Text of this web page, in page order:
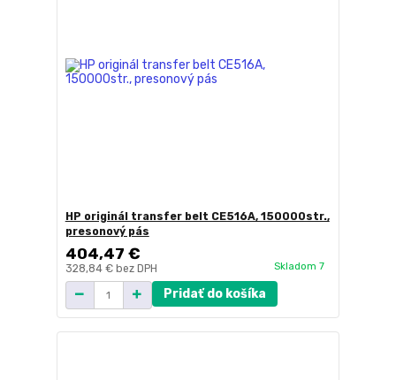
HP originál transfer belt CE516A, 150000str.,
presonový pás
404,47 €
328,84 € bez DPH Skladom 7
Pridať do košíka